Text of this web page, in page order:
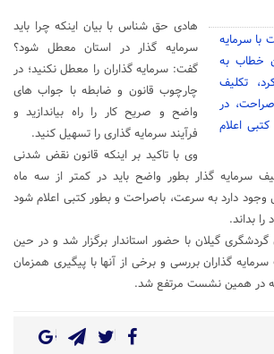
با سرمایه
خطاب به
تکلیف
صراحت، در
اعلام
هادی حق شناس با بیان اینکه چرا باید
سرمایه گذار در استان معطل شود؟
گفت: سرمایه گذاران را معطل نکنید؛ در
چارچوب قانون و ضابطه با جواب های
واضح و صریح کار را راه بیاندازید و
فرآیند سرمایه گذاری را تسهیل کنید.
وی با تاکید بر اینکه قانون نقض شدنی
سرمایه گذار بطور واضح باید در کمتر از سه ماه
دارد به سرعت، باصراحت و بطور کتبی اعلام شود
بداند.
گیلان با حضور استاندار برگزار شد و در حین
گذاران بررسی و برخی از آنها با پیگیری همزمان
در همین نشست مرتفع شد.